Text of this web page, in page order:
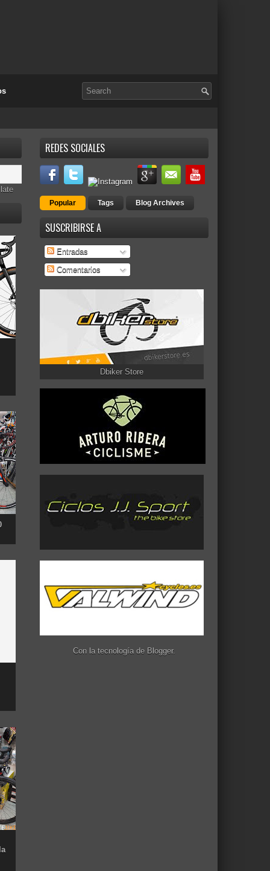
REDES SOCIALES
Popular Tags Blog Archives
SUSCRIBIRSE A
Entradas
Comentarios
Dbiker Store
Con la tecnología de Blogger.